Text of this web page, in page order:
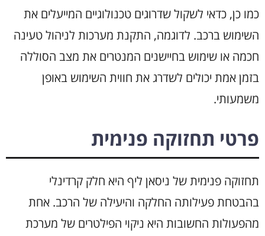
כמו כן, כדאי לשקול שדרוגים טכנולוגיים המייעלים את
השימוש ברכב. לדוגמה, התקנת מערכות לניהול טעינה
חכמה או שימוש בחיישנים המנטרים את מצב הסוללה
בזמן אמת יכולים לשדרג את חווית השימוש באופן
משמעותי.
פרטי תחזוקה פנימית
תחזוקה פנימית של ניסאן ליף היא חלק קרדינלי
בהבטחת פעילותה החלקה והיעילה של הרכב. אחת
מהפעולות החשובות היא ניקוי הפילטרים של מערכת